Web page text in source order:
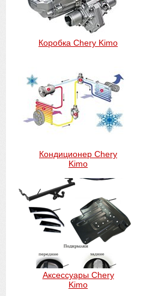
Коробка Chery Kimo
Кондиционер Chery
Kimo
Аксессуары Chery
Kimo